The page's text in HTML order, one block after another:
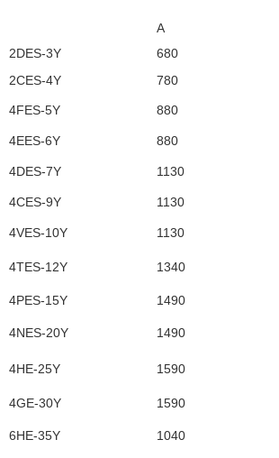
A
2DES-3Y
680
2CES-4Y 780
4FES-5Y 880
4EES-6Y 880
4DES-7Y 1130
4CES-9Y 1130
4VES-10Y 1130
4TES-12Y 1340
4PES-15Y 1490
4NES-20Y 1490
4HE-25Y 1590
4GE-30Y 1590
6HE-35Y 1040